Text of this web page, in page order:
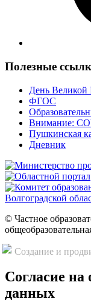
Полезные
День
ФГОС
Внимание:
Пушкинская
Дневник
© Частное
Создание и
Cогласие
данных